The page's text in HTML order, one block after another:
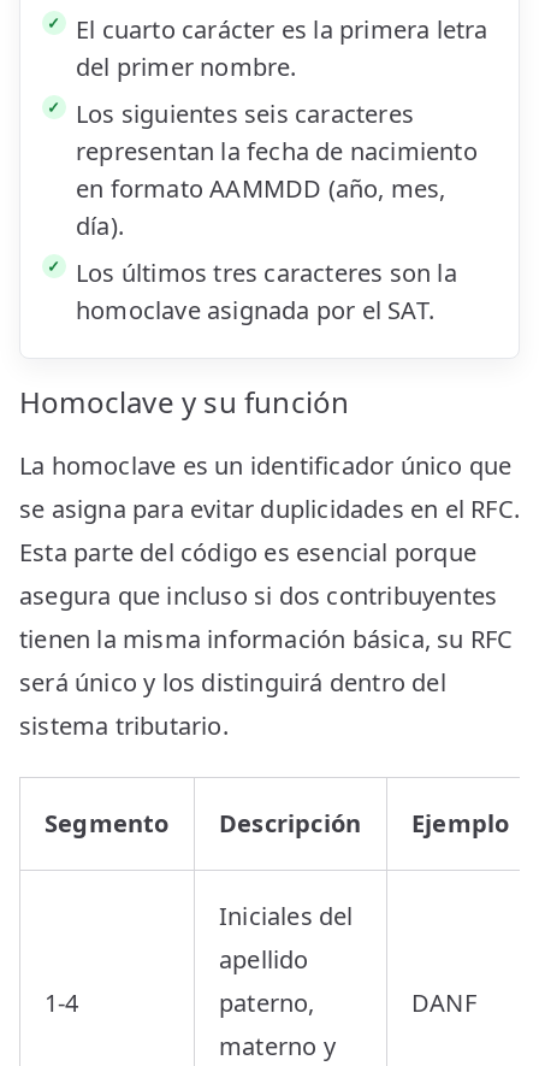
El cuarto carácter es la primera letra
del primer nombre.
Los siguientes seis caracteres
representan la fecha de nacimiento
en formato AAMMDD (año, mes,
día).
Los últimos tres caracteres son la
homoclave asignada por el SAT.
Homoclave y su función
La homoclave es un identificador único que
se asigna para evitar duplicidades en el RFC.
Esta parte del código es esencial porque
asegura que incluso si dos contribuyentes
tienen la misma información básica, su RFC
será único y los distinguirá dentro del
sistema tributario.
Segmento Descripción Ejemplo
1-4
Iniciales del
apellido
paterno,
materno y
DANF